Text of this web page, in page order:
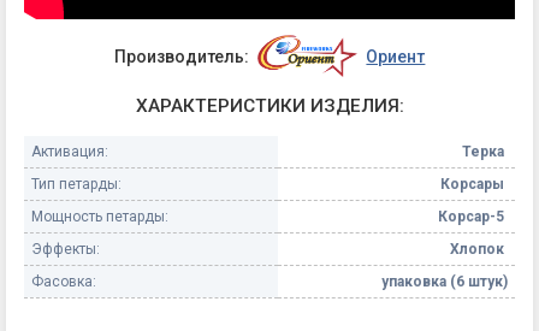
Производитель: Ориент
ХАРАКТЕРИСТИКИ ИЗДЕЛИЯ:
Активация:
Терка
Тип петарды:
Корсары
Мощность петарды:
Корсар-5
Эффекты:
Хлопок
Фасовка:
упаковка (6 штук)